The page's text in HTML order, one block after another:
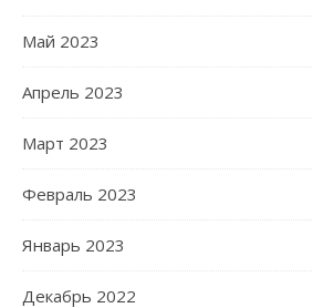
Май 2023
Апрель 2023
Март 2023
Февраль 2023
Январь 2023
Декабрь 2022